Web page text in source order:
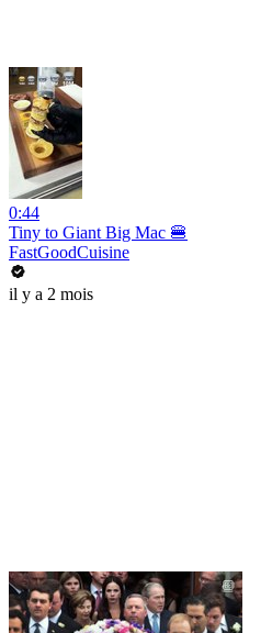
0:44
Tiny to Giant Big Mac 🍔
FastGoodCuisine
il y a 2 mois